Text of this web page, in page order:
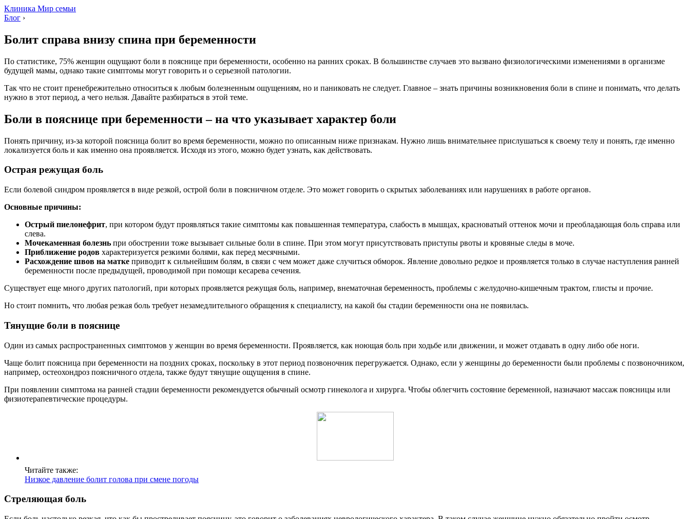
Клиника Мир семьи
Блог ›
Болит справа внизу спина при беременности
По статистике, 75% женщин ощущают боли в пояснице при беременности, особенно на ранних сроках. В большинстве случаев это вызвано физиологическими изменениями в организме
будущей мамы, однако такие симптомы могут говорить и о серьезной патологии.
Так что не стоит пренебрежительно относиться к любым болезненным ощущениям, но и паниковать не следует. Главное – знать причины возникновения боли в спине и понимать, что делать
нужно в этот период, а чего нельзя. Давайте разбираться в этой теме.
Боли в пояснице при беременности – на что указывает характер боли
Понять причину, из-за которой поясница болит во время беременности, можно по описанным ниже признакам. Нужно лишь внимательнее прислушаться к своему телу и понять, где именно
локализуется боль и как именно она проявляется. Исходя из этого, можно будет узнать, как действовать.
Острая режущая боль
Если болевой синдром проявляется в виде резкой, острой боли в поясничном отделе. Это может говорить о скрытых заболеваниях или нарушениях в работе органов.
Основные причины:
Острый пиелонефрит, при котором будут проявляться такие симптомы как повышенная температура, слабость в мышцах, красноватый оттенок мочи и преобладающая боль справа или
слева.
Мочекаменная болезнь при обострении тоже вызывает сильные боли в спине. При этом могут присутствовать приступы рвоты и кровяные следы в моче.
Приближение родов характеризуется резкими болями, как перед месячными.
Расхождение швов на матке приводит к сильнейшим болям, в связи с чем может даже случиться обморок. Явление довольно редкое и проявляется только в случае наступления ранней
беременности после предыдущей, проводимой при помощи кесарева сечения.
Существует еще много других патологий, при которых проявляется режущая боль, например, внематочная беременность, проблемы с желудочно-кишечным трактом, глисты и прочие.
Но стоит помнить, что любая резкая боль требует незамедлительного обращения к специалисту, на какой бы стадии беременности она не появилась.
Тянущие боли в пояснице
Один из самых распространенных симптомов у женщин во время беременности. Проявляется, как ноющая боль при ходьбе или движении, и может отдавать в одну либо обе ноги.
Чаще болит поясница при беременности на поздних сроках, поскольку в этот период позвоночник перегружается. Однако, если у женщины до беременности были проблемы с позвоночником,
например, остеохондроз поясничного отдела, также будут тянущие ощущения в спине.
При появлении симптома на ранней стадии беременности рекомендуется обычный осмотр гинеколога и хирурга. Чтобы облегчить состояние беременной, назначают массаж поясницы или
физиотерапевтические процедуры.
Читайте также:
Низкое давление болит голова при смене погоды
Стреляющая боль